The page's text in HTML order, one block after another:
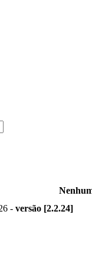
- versão [2.2.24]